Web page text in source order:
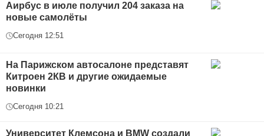
Аирбус в июле получил 204 заказа на
новые самолёты
Сегодня 12:51
На Парижском автосалоне представят
Китроен 2КВ и другие ожидаемые
новинки
Сегодня 10:21
Университет Клемсона и BMW создали